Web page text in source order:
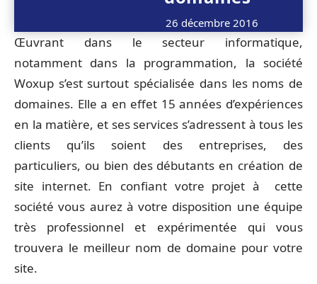
26 décembre 2016
Œuvrant dans le secteur informatique,
notamment dans la programmation, la société
Woxup s’est surtout spécialisée dans les noms de
domaines. Elle a en effet 15 années d’expériences
en la matière, et ses services s’adressent à tous les
clients qu’ils soient des entreprises, des
particuliers, ou bien des débutants en création de
site internet. En confiant votre projet à cette
société vous aurez à votre disposition une équipe
très professionnel et expérimentée qui vous
trouvera le meilleur nom de domaine pour votre
site.